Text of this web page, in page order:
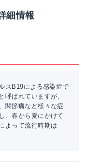
細情報
スB19による感染症で
呼ばれていますが、
関節痛など様々な症
、春から夏にかけて
よって流行時期は